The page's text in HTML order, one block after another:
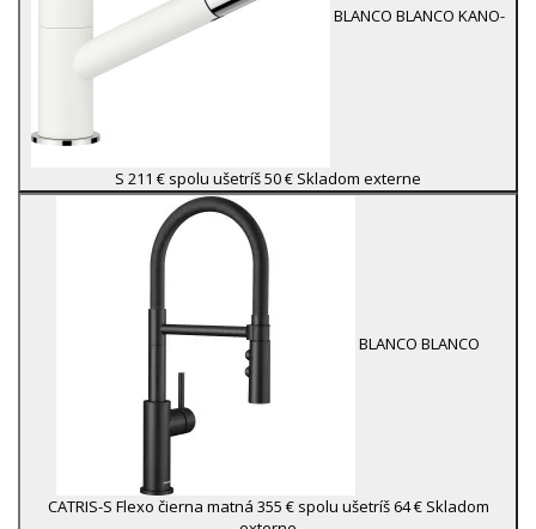
BLANCO BLANCO KANO-
S 211 € spolu ušetríš 50 € Skladom externe
BLANCO BLANCO
CATRIS-S Flexo čierna matná 355 € spolu ušetríš 64 € Skladom